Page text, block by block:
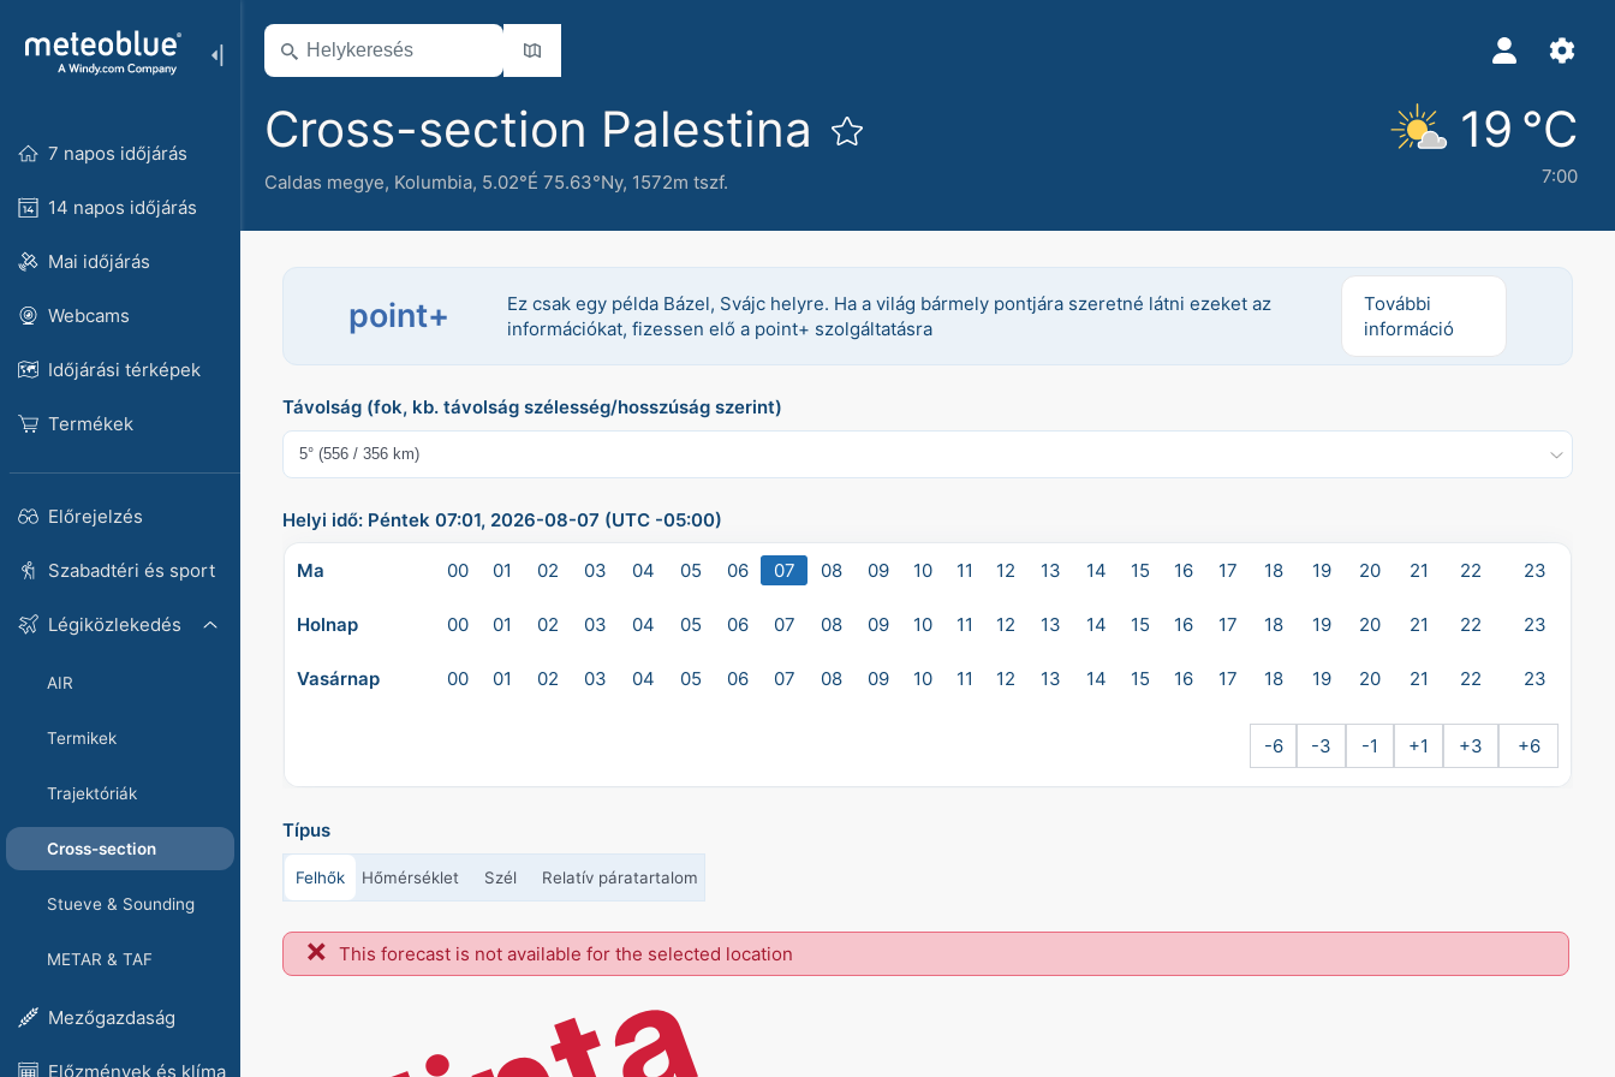
7 napos időjárás
14 napos időjárás
Mai időjárás
Webcams
Időjárási térképek
Termékek
Előrejelzés
Szabadtéri és sport
Légiközlekedés
AIR
Termikek
Trajektóriák
Cross-section
Stueve & Sounding
METAR & TAF
Mezőgazdaság
Előzmények és klíma
Cross-section Palestina
Caldas megye, Kolumbia, 5.02°É 75.63°Ny, 1572m tszf.
19 °C
7:00
point+
Ez csak egy példa Bázel, Svájc helyre. Ha a világ bármely pontjára szeretné látni ezeket az
információkat, fizessen elő a point+ szolgáltatásra
További
információ
Távolság (fok, kb. távolság szélesség/hosszúság szerint)
Helyi idő: Péntek 07:01, 2026-08-07 (UTC -05:00)
Ma 00 01 02 03 04 05 06 07 08 09 10 11 12 13 14 15 16 17 18 19 20 21 22 23
Holnap 00 01 02 03 04 05 06 07 08 09 10 11 12 13 14 15 16 17 18 19 20 21 22 23
Vasárnap 00 01 02 03 04 05 06 07 08 09 10 11 12 13 14 15 16 17 18 19 20 21 22 23
-6 -3 -1 +1 +3 +6
Típus
Felhők Hőmérséklet Szél Relatív páratartalom
This forecast is not available for the selected location